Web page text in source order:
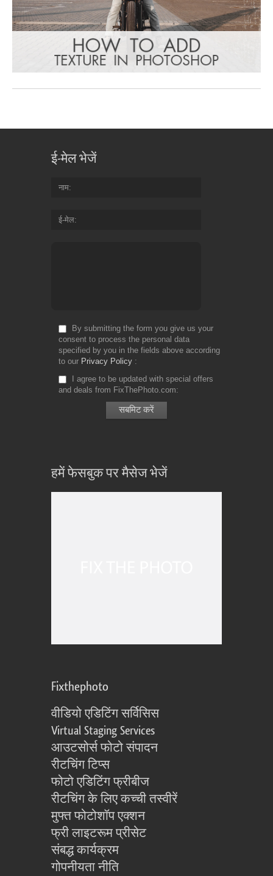
ई-मेल भेजें
नाम
ई-मेल
By submitting the form you give us your
consent to process the personal data
specified by you in the fields above according
to our Privacy Policy
I agree to be updated with special offers
and deals from FixThePhoto.com
हमें फेसबुक पर मैसेज भेजें
Fixthephoto
वीडियो एडिटिंग सर्विसिस
Virtual Staging Services
आउटसोर्स फोटो संपादन
रीटचिंग टिप्स
फोटो एडिटिंग फ्रीबीज
रीटचिंग के लिए कच्ची तस्वीरें
मुफ्त फोटोशॉप एक्शन
फ्री लाइटरूम प्रीसेट
संबद्ध कार्यक्रम
गोपनीयता नीति